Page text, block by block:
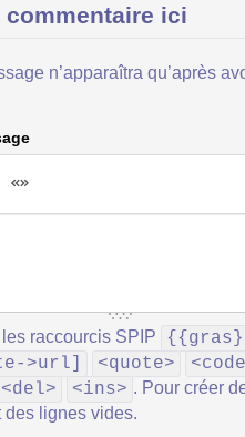
ici
n’apparaîtra qu’après
raccourcis SPIP
>url] <quote>
<del> <ins> . Pour créer
des lignes vides.